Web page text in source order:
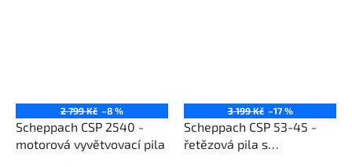
2 799 Kč –8 %
Scheppach CSP 2540 -
motorová vyvětvovací pila
3 199 Kč –17 %
Scheppach CSP 53-45 -
řetězová pila s